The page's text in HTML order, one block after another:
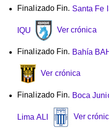
Finalizado Fin. Santa Fe
IQU Ver crónica
Finalizado Fin. Bahía
Ver crónica
Finalizado Fin. Boca
Lima ALI Ver